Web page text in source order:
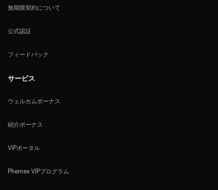
無期限契約について
公式認証
フィードバック
サービス
ウェルカムボーナス
紹介ボーナス
VIPポータル
Phemex VIPプログラム